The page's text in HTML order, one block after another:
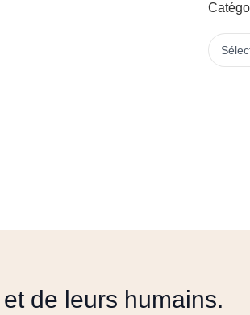
de leurs humains.